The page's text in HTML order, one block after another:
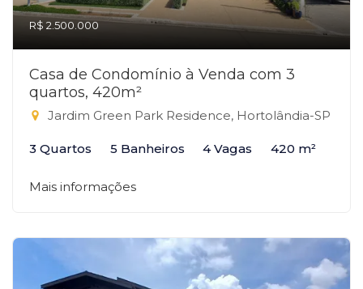
R$ 2.500.000
Casa de Condomínio à Venda com 3
quartos, 420m²
Jardim Green Park Residence, Hortolândia-SP
3 Quartos 5 Banheiros 4 Vagas 420 m²
Mais informações